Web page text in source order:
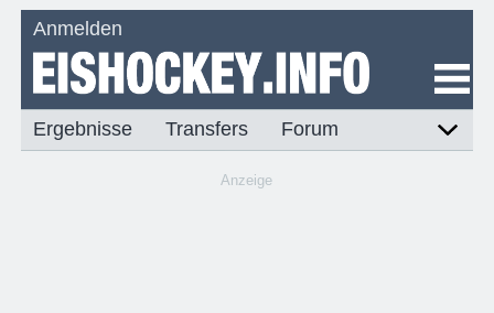
Anmelden
Ergebnisse Transfers Forum
Anzeige